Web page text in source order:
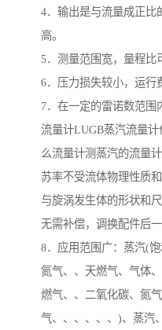
4．输出是与流量成正比
高。
5．测量范围宽，量程比
6．压力损失较小，运行
7．在一定的雷诺数范围
流量计LUGB蒸汽流量
么流量计测蒸汽的流量
苏率不受流体物理性质
与旋涡发生体的形状和
无需补偿，调换配件后
8．应用范围广：蒸汽(
氮气、、天燃气、气体
燃气、、二氧化碳、氮
气、、、、、、)、蒸汽